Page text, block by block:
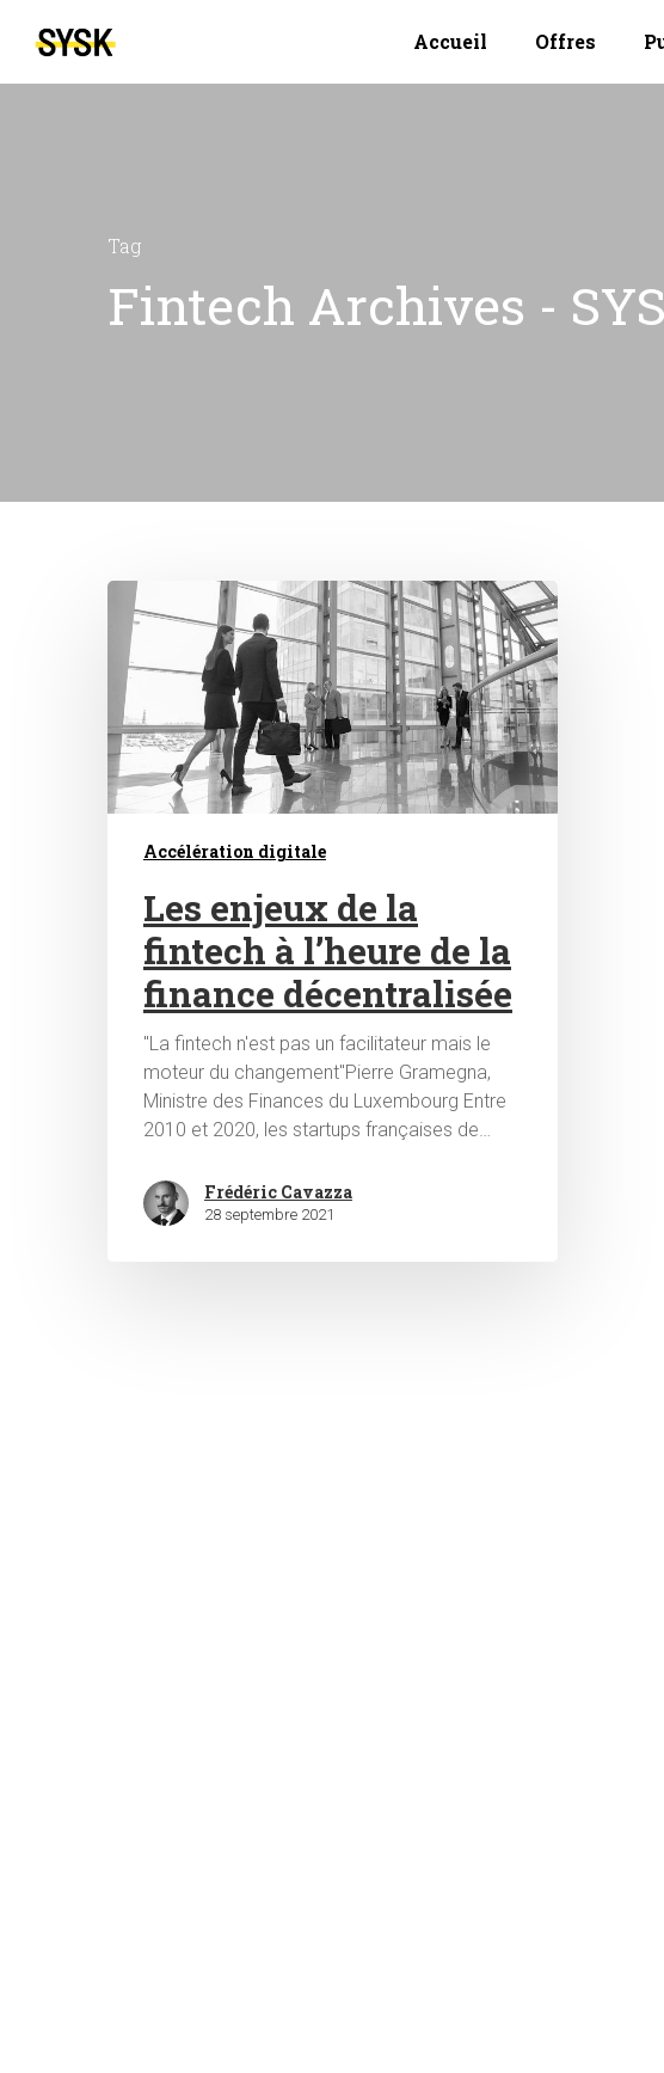
Hit enter to search or ESC to close
Accueil Offres
Tag
Fintech Archives -
Accélération digitale
Les enjeux de la
fintech à l’heure de la
finance décentralisée
"La fintech n'est pas un facilitateur mais le
moteur du changement"Pierre Gramegna,
Ministre des Finances du Luxembourg Entre
2010 et 2020, les startups françaises de…
Frédéric Cavazza
28 septembre 2021